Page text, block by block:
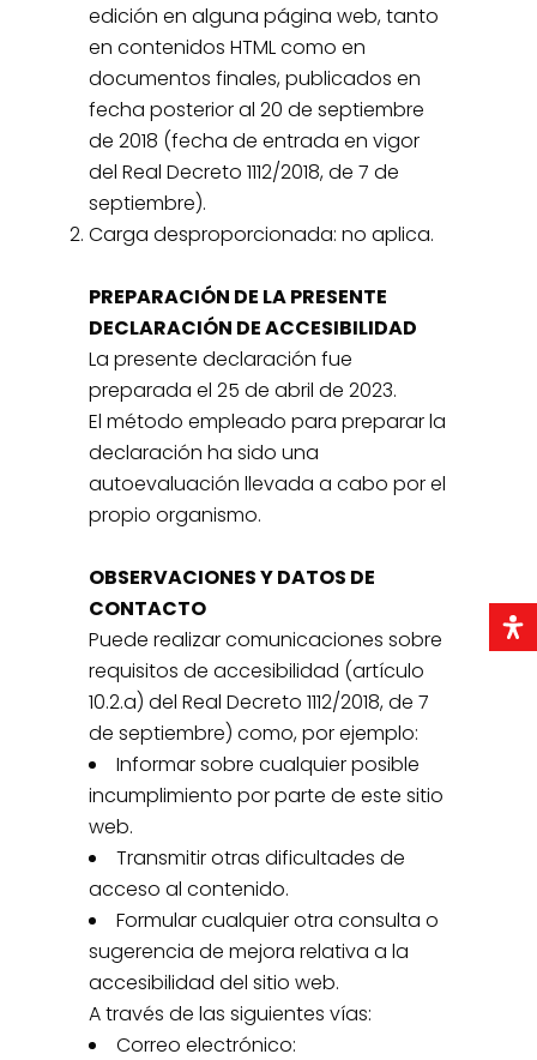
edición en alguna página web, tanto
en contenidos HTML como en
documentos finales, publicados en
fecha posterior al 20 de septiembre
de 2018 (fecha de entrada en vigor
del Real Decreto 1112/2018, de 7 de
septiembre).
Carga desproporcionada: no aplica.
PREPARACIÓN DE LA PRESENTE
DECLARACIÓN DE ACCESIBILIDAD
La presente declaración fue
preparada el 25 de abril de 2023.
El método empleado para preparar la
declaración ha sido una
autoevaluación llevada a cabo por el
propio organismo.
OBSERVACIONES Y DATOS DE
CONTACTO
Puede realizar comunicaciones sobre
requisitos de accesibilidad (artículo
10.2.a) del Real Decreto 1112/2018, de 7
de septiembre) como, por ejemplo:
Informar sobre cualquier posible
incumplimiento por parte de este sitio
web.
Transmitir otras dificultades de
acceso al contenido.
Formular cualquier otra consulta o
sugerencia de mejora relativa a la
accesibilidad del sitio web.
A través de las siguientes vías:
Correo electrónico: